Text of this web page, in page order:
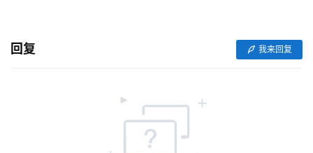
回复 我来回复